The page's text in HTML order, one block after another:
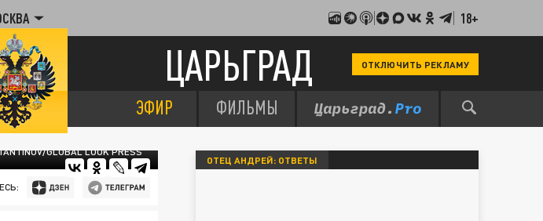
18+
ЦАРЬГРАД ОТКЛЮЧИТЬ РЕКЛАМУ
ЭФИР ФИЛЬМЫ
GLOBAL LOOK PRESS
ОТЕЦ АНДРЕЙ: ОТВЕТЫ